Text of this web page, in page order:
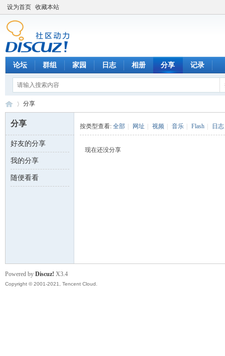
设为首页 收藏本站
论坛 群组 家园 日志 相册 分享 记录
数 ›
分享
分享
好友的分享
我的分享
随便看看
按类型查看: 全部 网址 视频 音乐 Flash 日志
现在还没分享
Powered by Discuz! X3.4
Copyright © 2001-2021, Tencent Cloud.